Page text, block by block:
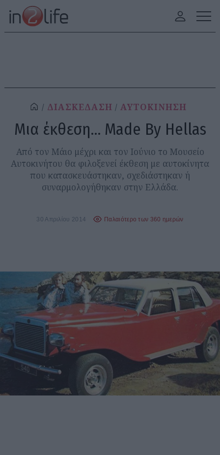
ΔΙΑΣΚΕΔΑΣΗ ΑΥΤΟΚΙΝΗΣΗ
Μια έκθεση… Made By Hellas
Από τον Μάιο μέχρι και τον Ιούνιο το Μουσείο
Αυτοκινήτου θα φιλοξενεί έκθεση με αυτοκίνητα
που κατασκευάστηκαν, σχεδιάστηκαν ή
συναρμολογήθηκαν στην Ελλάδα.
30 Απριλίου 2014 Παλαιότερο των 360 ημερών